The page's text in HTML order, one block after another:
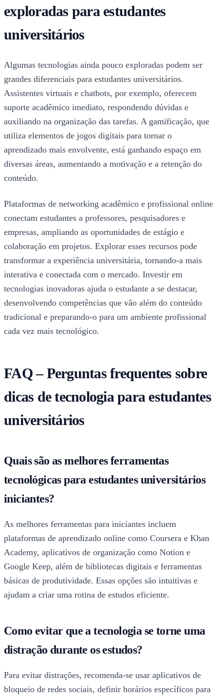
exploradas para estudantes
universitários
Algumas tecnologias ainda pouco exploradas podem ser
grandes diferenciais para estudantes universitários.
Assistentes virtuais e chatbots, por exemplo, oferecem
suporte acadêmico imediato, respondendo dúvidas e
auxiliando na organização das tarefas. A gamificação, que
utiliza elementos de jogos digitais para tornar o
aprendizado mais envolvente, está ganhando espaço em
diversas áreas, aumentando a motivação e a retenção do
conteúdo.
Plataformas de networking acadêmico e profissional online
conectam estudantes a professores, pesquisadores e
empresas, ampliando as oportunidades de estágio e
colaboração em projetos. Explorar esses recursos pode
transformar a experiência universitária, tornando-a mais
interativa e conectada com o mercado. Investir em
tecnologias inovadoras ajuda o estudante a se destacar,
desenvolvendo competências que vão além do conteúdo
tradicional e preparando-o para um ambiente profissional
cada vez mais tecnológico.
FAQ – Perguntas frequentes sobre
dicas de tecnologia para estudantes
universitários
Quais são as melhores ferramentas
tecnológicas para estudantes universitários
iniciantes?
As melhores ferramentas para iniciantes incluem
plataformas de aprendizado online como Coursera e Khan
Academy, aplicativos de organização como Notion e
Google Keep, além de bibliotecas digitais e ferramentas
básicas de produtividade. Essas opções são intuitivas e
ajudam a criar uma rotina de estudos eficiente.
Como evitar que a tecnologia se torne uma
distração durante os estudos?
Para evitar distrações, recomenda-se usar aplicativos de
bloqueio de redes sociais, definir horários específicos para